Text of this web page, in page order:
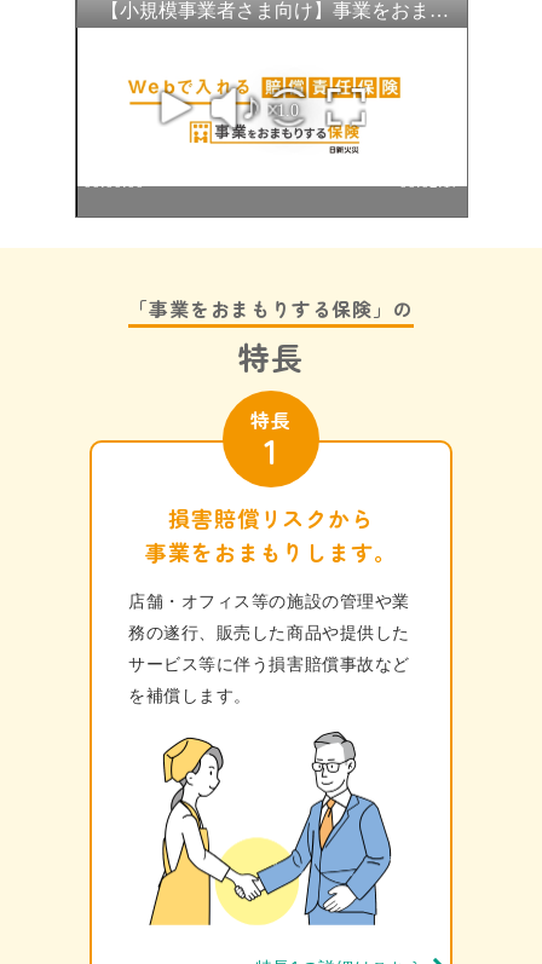
「事業をおまもりする保険」の
特長
特長
1
損害賠償リスクから
事業をおまもりします。
店舗・オフィス等の施設の管理や業
務の遂⾏、販売した商品や提供した
サービス等に伴う損害賠償事故など
を補償します。